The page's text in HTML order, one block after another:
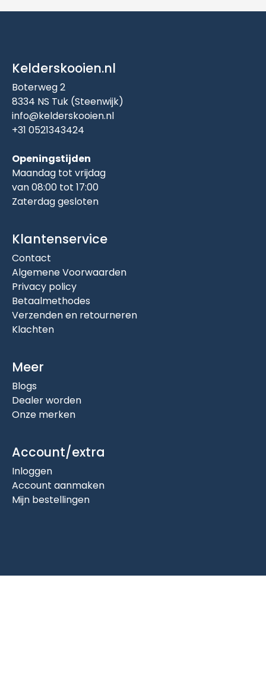
Kelderskooien.nl
Boterweg 2
8334 NS Tuk (Steenwijk)
info@kelderskooien.nl
+31 0521343424
Openingstijden
Maandag tot vrijdag
van 08:00 tot 17:00
Zaterdag gesloten
Klantenservice
Contact
Algemene Voorwaarden
Privacy policy
Betaalmethodes
Verzenden en retourneren
Klachten
Meer
Blogs
Dealer worden
Onze merken
Account/extra
Inloggen
Account aanmaken
Mijn bestellingen